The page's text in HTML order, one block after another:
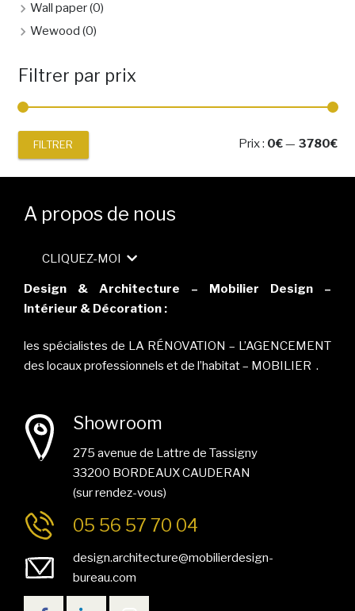
Wall paper(0)
Wewood (0)
Filtrer par prix
FILTRER Prix : 0€— 3780€
A propos de nous
CLIQUEZ-MOI
Design & Architecture – Mobilier Design –
Intérieur & Décoration :
les spécialistes de LA RÉNOVATION – L’AGENCEMENT
des locaux professionnels et de l’habitat – MOBILIER .
Showroom
275 avenue de Lattre de Tassigny
33200 BORDEAUX CAUDERAN
(sur rendez-vous)
05 56 57 70 04
design.architecture@mobilierdesign-
bureau.com